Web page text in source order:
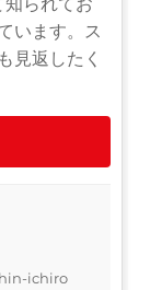
います。ス
見返したく
ichiro